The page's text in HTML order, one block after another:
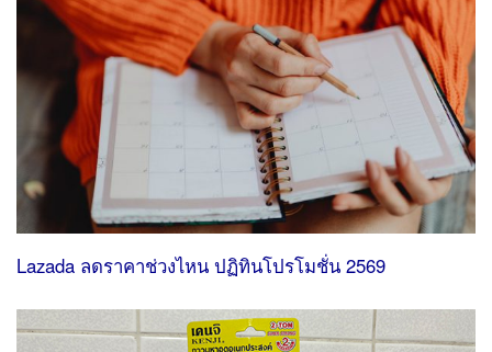
Lazada ลดราคาช่วงไหน ปฏิทินโปรโมชั่น 2569